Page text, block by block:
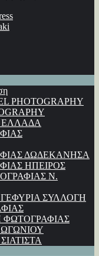
PHOTOGRAPHY
ΕΛΛΑΔΑ
ΔΩΔΕΚΑΝΗΣΑ
ΗΠΕΙΡΟΣ
Ν.
ΣΥΛΛΟΓΗ
ΦΩΤΟΓΡΑΦΙΑΣ